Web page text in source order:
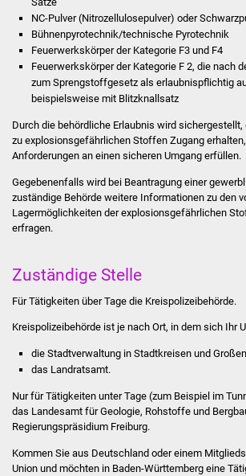
Bildung
Schulen
Kolping-
Soziale
Lokale
Kinder-
Stadtwerke
NC-Pulver (Nitrozellulosepulver) oder
Bühnenpyrotechnik/technische Pyrotechnik
Feuerwerkskörper der Kategorie F3 und F4
Feuerwerkskörper der Kategorie F 2, die nach
zum Sprengstoffgesetz als erlaubnispflichtig
beispielsweise mit Blitzknallsatz
Durch die behördliche Erlaubnis wird
zu explosionsgefährlichen Stoffen Zugang
Anforderungen an einen sicheren Umgang erfüllen.
Gegebenenfalls wird bei Beantragung einer
zuständige Behörde weitere Informationen zu den
Lagermöglichkeiten der explosionsgefährlichen
erfragen.
Zuständige Stelle
Für Tätigkeiten über Tage die Kreispolizeibehörde.
Kreispolizeibehörde ist je nach Ort, in dem sich Ihr
die Stadtverwaltungin Stadtkreisen und
das Landratsamt.
Nur für Tätigkeiten unter Tage (zum Beispiel im
das Landesamt für Geologie, Rohstoffe und
Regierungspräsidium Freiburg.
Kommen Sie aus Deutschland oder einem
Union und möchten in Baden-Württemberg eine